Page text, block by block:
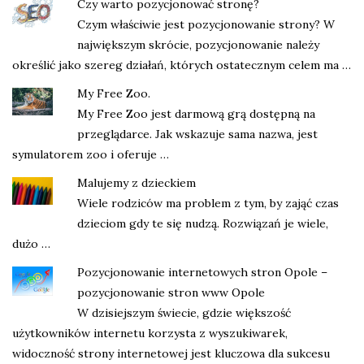
Czy warto pozycjonować stronę?
Czym właściwie jest pozycjonowanie strony? W
największym skrócie, pozycjonowanie należy
określić jako szereg działań, których ostatecznym celem ma …
My Free Zoo.
My Free Zoo jest darmową grą dostępną na
przeglądarce. Jak wskazuje sama nazwa, jest
symulatorem zoo i oferuje …
Malujemy z dzieckiem
Wiele rodziców ma problem z tym, by zająć czas
dzieciom gdy te się nudzą. Rozwiązań je wiele,
dużo …
Pozycjonowanie internetowych stron Opole –
pozycjonowanie stron www Opole
W dzisiejszym świecie, gdzie większość
użytkowników internetu korzysta z wyszukiwarek,
widoczność strony internetowej jest kluczowa dla sukcesu